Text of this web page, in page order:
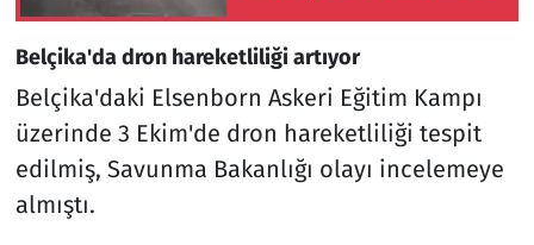
11 sivil yaralandı
Belçika'da dron hareketliliği artıyor
Belçika'daki Elsenborn Askeri Eğitim Kampı
üzerinde 3 Ekim'de dron hareketliliği tespit
edilmiş, Savunma Bakanlığı olayı incelemeye
almıştı.